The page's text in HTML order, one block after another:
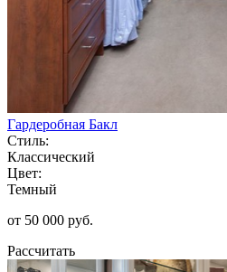
Гардеробная Бакл
Стиль:
Классический
Цвет:
Темный
от 50 000 руб.
Рассчитать